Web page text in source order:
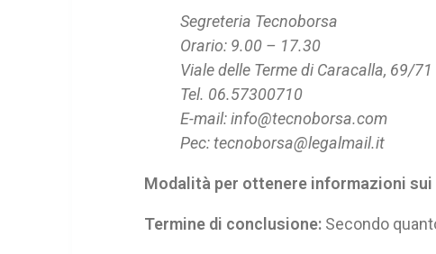
Segreteria Tecnoborsa
Orario: 9.00 – 17.30
Viale delle Terme di Caracalla, 69/
Tel. 06.57300710
E-mail: info@tecnoborsa.com
Pec: tecnoborsa@legalmail.it
Modalità per ottenere informazioni
Termine di conclusione: Secondo